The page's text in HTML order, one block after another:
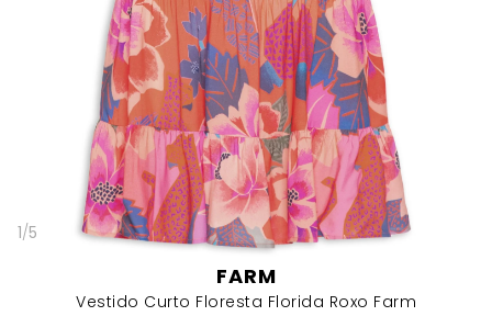
1/5
FARM
Vestido Curto Floresta Florida Roxo Farm